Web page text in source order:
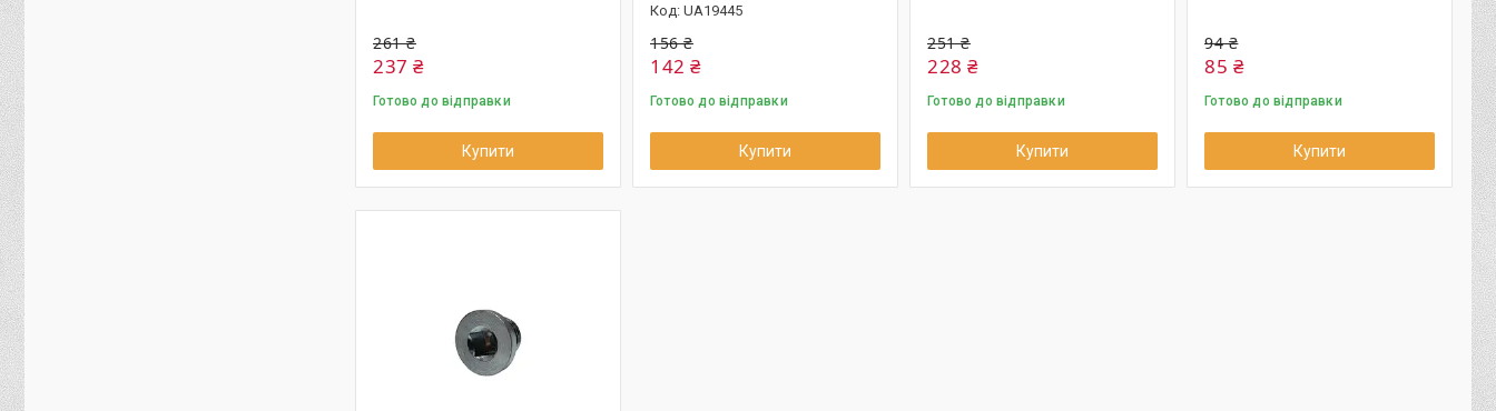
261 ₴
237 ₴
Готово до відправки
Купити
UA19445
156 ₴
142 ₴
Готово до відправки
Купити
251 ₴
228 ₴
Готово до відправки
Купити
94 ₴
85 ₴
Готово до відправки
Купити